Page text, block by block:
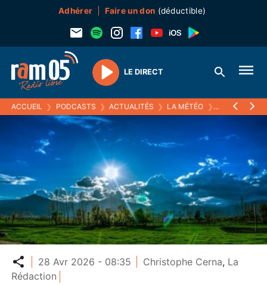
Adhérer Faire un don (déductible)
Play
LE DIRECT
ACCUEIL ❯ PODCASTS ❯ ACTUALITÉS ❯ LA MÉTÉO ❯ 28 AVRIL 2026
Partager
28 Avr 2026 - 08:35 Christophe Cerna, La
Rédaction